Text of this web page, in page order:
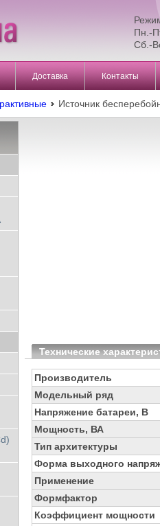
Пн.-
Сб.-
Доставка Контакты
Источник
Технические
Производитель
Модельный ряд
Напряжение батареи, В
Мощность, ВА
Тип архитектуры
Форма выходного
Применение
Формфактор
Коэффициент мощности